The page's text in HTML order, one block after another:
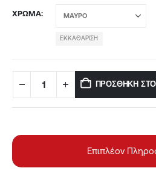
ΧΡΏΜΑ
ΕΚΚΑΘΆΡΙΣΗ
ΠΡΟΣΘΉΚΗ ΣΤΟ
Επιπλέον